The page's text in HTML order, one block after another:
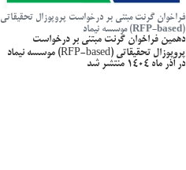
فراخوان گرنت مبتنی بر درخواست پروپوزال تحقیقاتی
(RFP-based) موسسه نیماد
دهمین فراخوان گرنت مبتنی بر درخواست
پروپوزال تحقیقاتی (RFP-based) موسسه نیماد
در آذر ماه 1404 منتشر شد